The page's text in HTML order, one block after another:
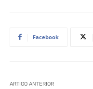
Facebook
ARTIGO ANTERIOR